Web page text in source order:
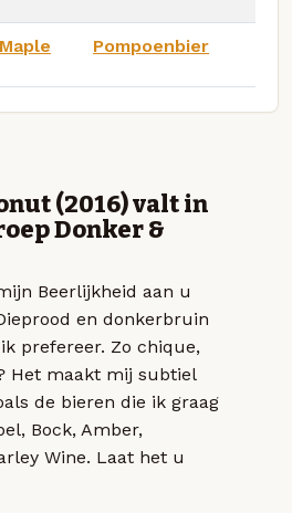
Pompoenbier
(2016) valt in
Donker &
Beerlijkheid aan u
en donkerbruin
prefereer. Zo chique,
Het maakt mij subtiel
de bieren die ik graag
Bock, Amber,
Wine. Laat het u